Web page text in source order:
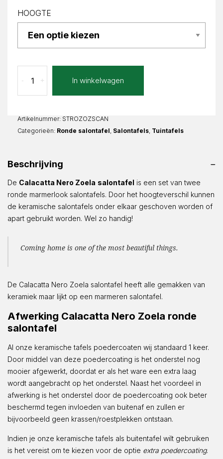
HOOGTE
Nero
Zoela
aantal
+
- In winkelwagen
Artikelnummer: STROZOZSCAN
Categorieën: Ronde salontafel Salontafels Tuintafels
Beschrijving
De Calacatta Nero Zoela salontafel is een set van twee
ronde marmerlook salontafels. Door het hoogteverschil kunnen
de keramische salontafels onder elkaar geschoven worden of
apart gebruikt worden. Wel zo handig!
Coming home is one of the most beautiful things.
De Calacatta Nero Zoela salontafel heeft alle gemakken van
keramiek maar lijkt op een marmeren salontafel.
Afwerking Calacatta Nero Zoela ronde
salontafel
Al onze keramische tafels poedercoaten wij standaard 1 keer.
Door middel van deze poedercoating is het onderstel nog
mooier afgewerkt, doordat er als het ware een extra laag
wordt aangebracht op het onderstel. Naast het voordeel in
afwerking is het onderstel door de poedercoating ook beter
beschermd tegen invloeden van buitenaf en zullen er
bijvoorbeeld geen krassen/roestplekken ontstaan.
Indien je onze keramische tafels als buitentafel wilt gebruiken
is het vereist om te kiezen voor de optie extra poedercoating.